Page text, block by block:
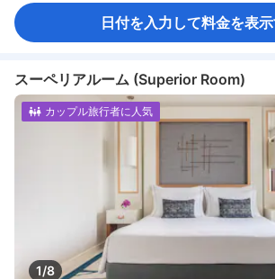
日付を入力して料金を表
スーペリアルーム (Superior Room)
1/8
カップル旅行者に人気